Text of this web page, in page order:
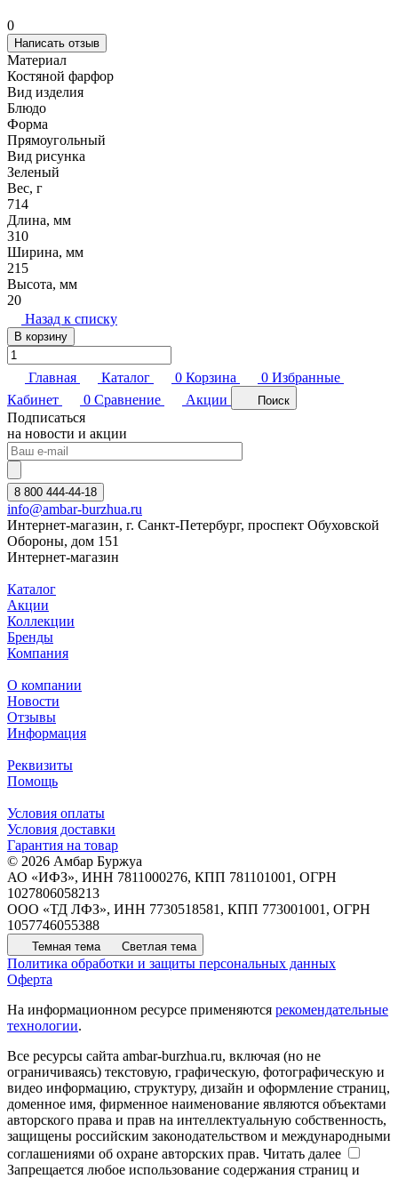
0
Написать отзыв
Материал
Костяной фарфор
Вид изделия
Блюдо
Форма
Прямоугольный
Вид рисунка
Зеленый
Вес, г
714
Длина, мм
310
Ширина, мм
215
Высота, мм
20
Назад к списку
В корзину
Главная Каталог 0 Корзина 0 Избранные
Кабинет
0 Сравнение Акции Поиск
Подписаться
на новости и акции
8 800 444-44-18
info@ambar-burzhua.ru
Интернет-магазин, г. Санкт-Петербург, проспект Обуховской
Обороны, дом 151
Интернет-магазин
Каталог
Акции
Коллекции
Бренды
Компания
О компании
Новости
Отзывы
Информация
Реквизиты
Помощь
Условия оплаты
Условия доставки
Гарантия на товар
© 2026 Амбар Буржуа
АО «ИФЗ», ИНН 7811000276, КПП 781101001, ОГРН
1027806058213
ООО «ТД ЛФЗ», ИНН 7730518581, КПП 773001001, ОГРН
1057746055388
Темная тема Светлая тема
Политика обработки и защиты персональных данных
Оферта
На информационном ресурсе применяются рекомендательные
технологии.
Все ресурсы сайта ambar-burzhua.ru, включая (но не
ограничиваясь) текстовую, графическую, фотографическую и
видео информацию, структуру, дизайн и оформление страниц,
доменное имя, фирменное наименование являются объектами
авторского права и прав на интеллектуальную собственность,
защищены российским законодательством и международными
соглашениями об охране авторских прав. Читать далее
Запрещается любое использование содержания страниц и